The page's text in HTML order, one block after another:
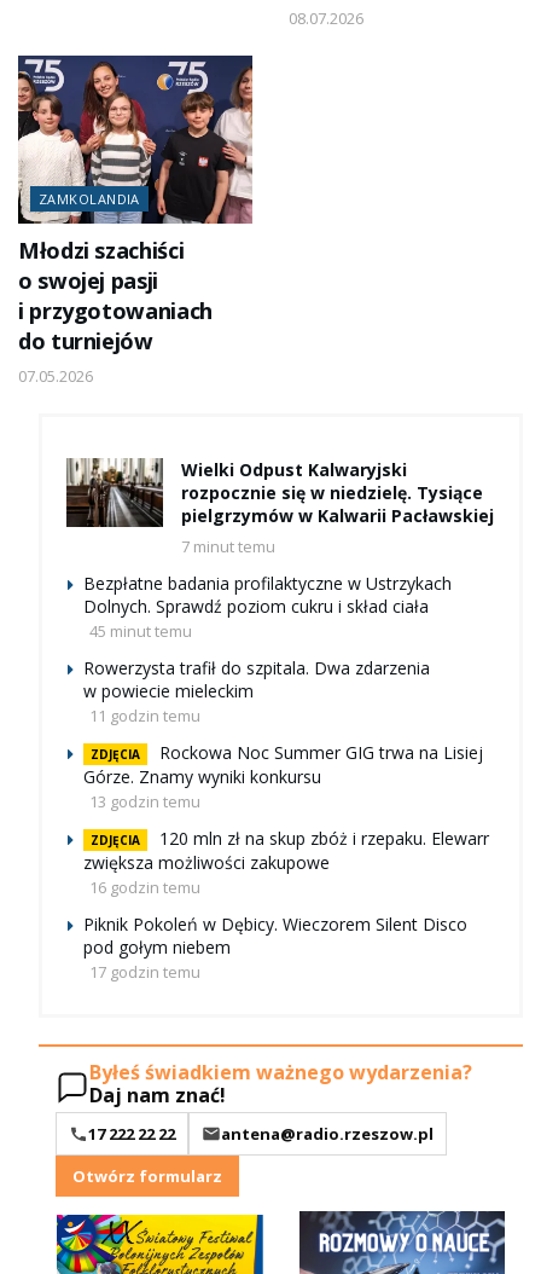
08.07.2026
ZAMKOLANDIA
Młodzi szachiści
o swojej pasji
i przygotowaniach
do turniejów
07.05.2026
Wielki Odpust Kalwaryjski
rozpocznie się w niedzielę. Tysiące
pielgrzymów w Kalwarii Pacławskiej
7 minut temu
Bezpłatne badania profilaktyczne w Ustrzykach
Dolnych. Sprawdź poziom cukru i skład ciała
45 minut temu
Rowerzysta trafił do szpitala. Dwa zdarzenia
w powiecie mieleckim
11 godzin temu
ZDJĘCIA
Rockowa Noc Summer GIG trwa na Lisiej
Górze. Znamy wyniki konkursu
13 godzin temu
ZDJĘCIA
120 mln zł na skup zbóż i rzepaku. Elewarr
zwiększa możliwości zakupowe
16 godzin temu
Piknik Pokoleń w Dębicy. Wieczorem Silent Disco
pod gołym niebem
17 godzin temu
Byłeś świadkiem ważnego wydarzenia?
Daj nam znać!
17 222 22 22
antena@radio.rzeszow.pl
Otwórz formularz